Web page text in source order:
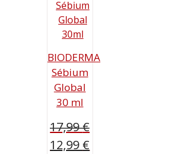
BIODERMA
Sébium
Global
30 ml
17,99€
Ursprünglicher
12,99 €